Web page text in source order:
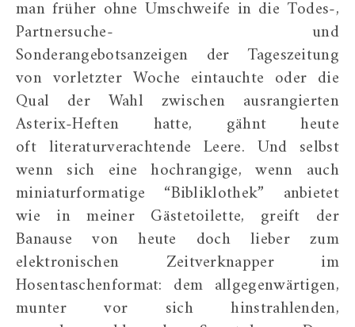
man früher ohne Umschweife in die Todes-,
Partnersuche- und
Sonderangebotsanzeigen der Tageszeitung
von vorletzter Woche eintauchte oder die
Qual der Wahl zwischen ausrangierten
Asterix-Heften hatte, gähnt heute
oft literaturverachtende Leere. Und selbst
wenn sich eine hochrangige, wenn auch
miniaturformatige “Bibliklothek” anbietet
wie in meiner Gästetoilette, greift der
Banause von heute doch lieber zum
elektronischen Zeitverknapper im
Hosentaschenformat: dem allgegenwärtigen,
munter vor sich hinstrahlenden,